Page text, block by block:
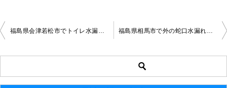
投
稿